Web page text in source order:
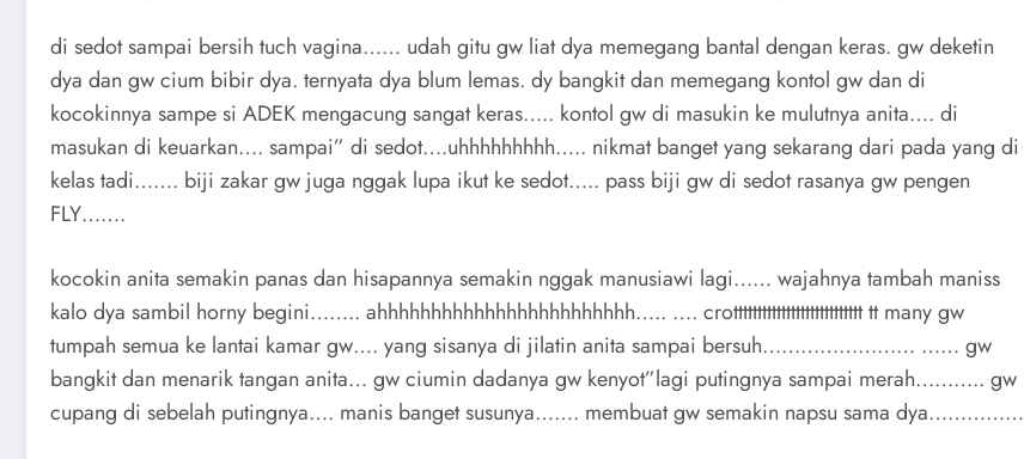
di sedot sampai bersih tuch vagina…… udah gitu gw liat dya memegang bantal dengan keras. gw deketin
dya dan gw cium bibir dya. ternyata dya blum lemas. dy bangkit dan memegang kontol gw dan di
kocokinnya sampe si ADEK mengacung sangat keras….. kontol gw di masukin ke mulutnya anita…. di
masukan di keuarkan…. sampai” di sedot….uhhhhhhhhh….. nikmat banget yang sekarang dari pada yang di
kelas tadi……. biji zakar gw juga nggak lupa ikut ke sedot….. pass biji gw di sedot rasanya gw pengen
FLY…….
kocokin anita semakin panas dan hisapannya semakin nggak manusiawi lagi…… wajahnya tambah maniss
kalo dya sambil horny begini…….. ahhhhhhhhhhhhhhhhhhhhhhhh….. …. crottttttttttttttttttttttttttt tt many gw
tumpah semua ke lantai kamar gw…. yang sisanya di jilatin anita sampai bersuh…………………… …… gw
bangkit dan menarik tangan anita… gw ciumin dadanya gw kenyot”lagi putingnya sampai merah……….. gw
cupang di sebelah putingnya…. manis banget susunya……. membuat gw semakin napsu sama dya……………